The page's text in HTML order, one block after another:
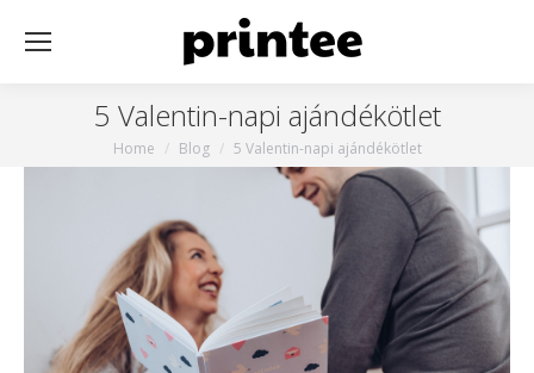
5 Valentin-napi ajándékötlet
You are here:
Home Blog 5 Valentin-napi ajándékötlet